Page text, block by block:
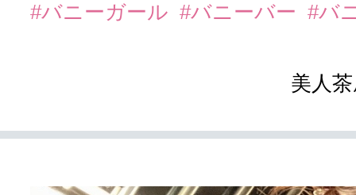
#バニーガール #バニーバー #バ
美人